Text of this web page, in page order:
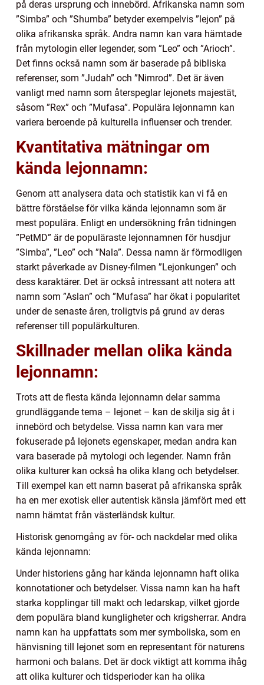
på deras ursprung och innebörd. Afrikanska namn som
”Simba” och ”Shumba” betyder exempelvis ”lejon” på
olika afrikanska språk. Andra namn kan vara hämtade
från mytologin eller legender, som ”Leo” och ”Arioch”.
Det finns också namn som är baserade på bibliska
referenser, som ”Judah” och ”Nimrod”. Det är även
vanligt med namn som återspeglar lejonets majestät,
såsom ”Rex” och ”Mufasa”. Populära lejonnamn kan
variera beroende på kulturella influenser och trender.
Kvantitativa mätningar om
kända lejonnamn:
Genom att analysera data och statistik kan vi få en
bättre förståelse för vilka kända lejonnamn som är
mest populära. Enligt en undersökning från tidningen
”PetMD” är de populäraste lejonnamnen för husdjur
”Simba”, ”Leo” och ”Nala”. Dessa namn är förmodligen
starkt påverkade av Disney-filmen ”Lejonkungen” och
dess karaktärer. Det är också intressant att notera att
namn som ”Aslan” och ”Mufasa” har ökat i popularitet
under de senaste åren, troligtvis på grund av deras
referenser till populärkulturen.
Skillnader mellan olika kända
lejonnamn:
Trots att de flesta kända lejonnamn delar samma
grundläggande tema – lejonet – kan de skilja sig åt i
innebörd och betydelse. Vissa namn kan vara mer
fokuserade på lejonets egenskaper, medan andra kan
vara baserade på mytologi och legender. Namn från
olika kulturer kan också ha olika klang och betydelser.
Till exempel kan ett namn baserat på afrikanska språk
ha en mer exotisk eller autentisk känsla jämfört med ett
namn hämtat från västerländsk kultur.
Historisk genomgång av för- och nackdelar med olika
kända lejonnamn:
Under historiens gång har kända lejonnamn haft olika
konnotationer och betydelser. Vissa namn kan ha haft
starka kopplingar till makt och ledarskap, vilket gjorde
dem populära bland kungligheter och krigsherrar. Andra
namn kan ha uppfattats som mer symboliska, som en
hänvisning till lejonet som en representant för naturens
harmoni och balans. Det är dock viktigt att komma ihåg
att olika kulturer och tidsperioder kan ha olika